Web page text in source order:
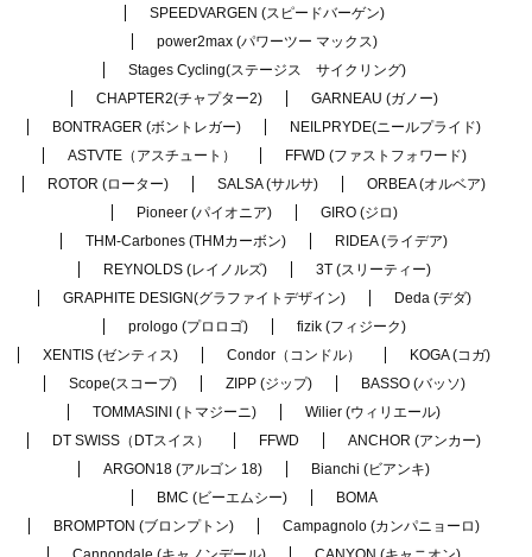
SPEEDVARGEN (スピードバーゲン)
power2max (パワーツー マックス)
Stages Cycling(ステージス サイクリング)
CHAPTER2(チャプター2)
GARNEAU (ガノー)
BONTRAGER (ボントレガー)
NEILPRYDE(ニールプライド)
ASTVTE（アスチュート）
FFWD (ファストフォワード)
ROTOR (ローター)
SALSA (サルサ)
ORBEA (オルベア)
Pioneer (パイオニア)
GIRO (ジロ)
THM-Carbones (THMカーボン)
RIDEA (ライデア)
REYNOLDS (レイノルズ)
3T (スリーティー)
GRAPHITE DESIGN(グラファイトデザイン)
Deda (デダ)
prologo (プロロゴ)
fizik (フィジーク)
XENTIS (ゼンティス)
Condor（コンドル）
KOGA (コガ)
Scope(スコープ)
ZIPP (ジップ)
BASSO (バッソ)
TOMMASINI (トマジーニ)
Wilier (ウィリエール)
DT SWISS（DTスイス）
FFWD
ANCHOR (アンカー)
ARGON18 (アルゴン 18)
Bianchi (ビアンキ)
BMC (ビーエムシー)
BOMA
BROMPTON (ブロンプトン)
Campagnolo (カンパニョーロ)